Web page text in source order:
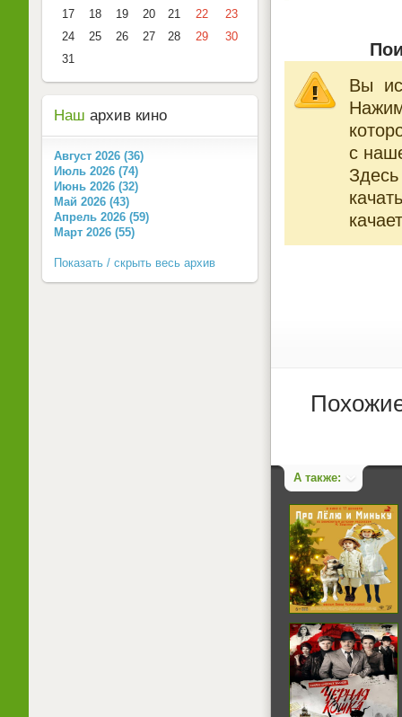
Вы
с
А также:
17
18 19 20 21 22
23
24
25 26 27 28 29
30
31
Наш архив кино
Август 2026 (36)
Июль 2026 (74)
Июнь 2026 (32)
Май 2026 (43)
Апрель 2026 (59)
Март 2026 (55)
Показать / скрыть весь архив